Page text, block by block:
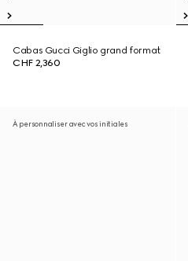
Cabas Gucci Giglio grand format
CHF 2,360
À personnaliser avec vos initiales